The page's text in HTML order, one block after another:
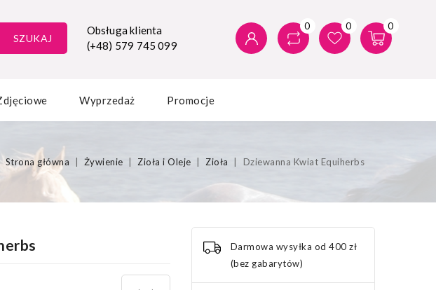
0
0
0
SZUKAJ
Obsługa klienta
(+48) 579 745 099
Wyprzedaż Promocje
Strona główna Żywienie Zioła i Oleje Zioła Dziewanna Kwiat Equiherbs
Darmowa wysyłka od 400 zł
(bez gabarytów)